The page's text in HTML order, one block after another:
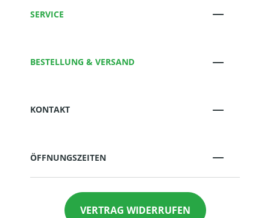
SERVICE
BESTELLUNG & VERSAND
KONTAKT
ÖFFNUNGSZEITEN
VERTRAG WIDERRUFEN